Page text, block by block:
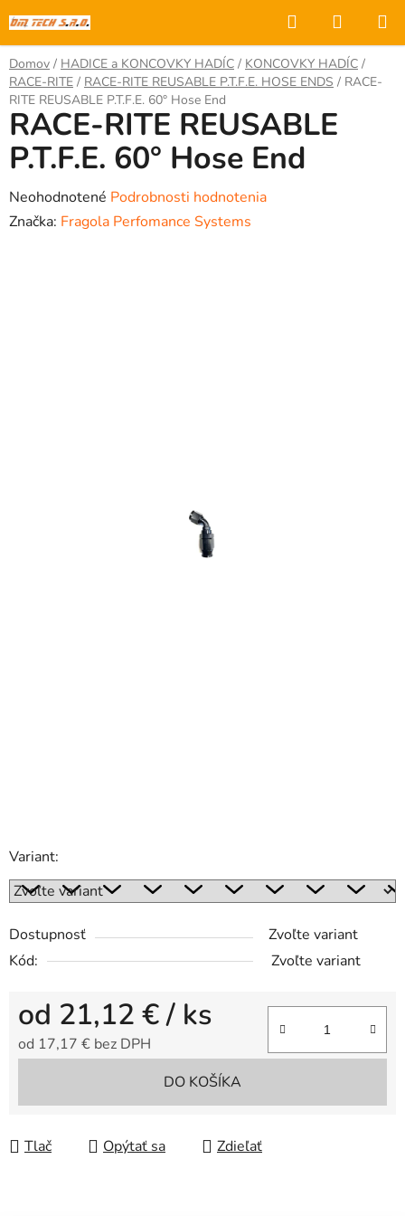
na
obsah
Hľadať
KOŠÍK
Domov / HADICE a KONCOVKY HADÍC / KONCOVKY HADÍC /
RACE-RITE / RACE-RITE REUSABLE P.T.F.E. HOSE ENDS / RACE-
RITE REUSABLE P.T.F.E. 60° Hose End
Variant:
Dostupnosť
Zvoľte variant
Kód:
Zvoľte variant
od 21,12 €/ ks
od 17,17 € bez DPH
DO KOŠÍKA
Tlač Opýtať sa Zdieľať
RACE-RITE REUSABLE
P.T.F.E. 60° Hose End
Priemerné
hodnotenie
Neohodnotené Podrobnosti hodnotenia
Značka: Fragola Perfomance Systems